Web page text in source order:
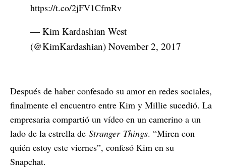
https://t.co/2jFV1CfmRv
— Kim Kardashian West
(@KimKardashian) November 2, 2017
Después de haber confesado su amor en redes sociales,
finalmente el encuentro entre Kim y Millie sucedió. La
empresaria compartió un vídeo en un camerino a un
lado de la estrella de Stranger Things. “Miren con
quién estoy este viernes”, confesó Kim en su
Snapchat.